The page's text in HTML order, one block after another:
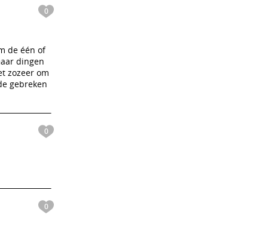
0
de één of
dingen
zozeer om
gebreken
0
0